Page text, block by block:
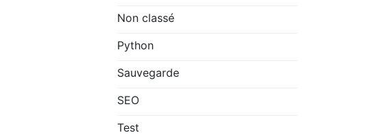
Non classé
Python
Sauvegarde
SEO
Test